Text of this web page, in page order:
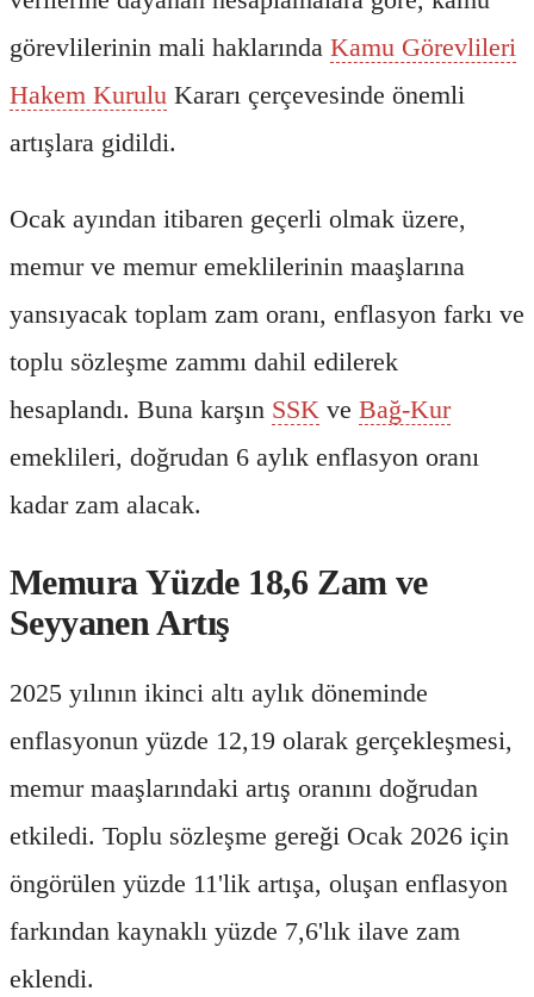
görevlilerinin mali haklarında Kamu Görevlileri
Hakem Kurulu Kararı çerçevesinde önemli
artışlara gidildi.
Ocak ayından itibaren geçerli olmak üzere,
memur ve memur emeklilerinin maaşlarına
yansıyacak toplam zam oranı, enflasyon farkı ve
toplu sözleşme zammı dahil edilerek
hesaplandı. Buna karşın SSK ve Bağ-Kur
emeklileri, doğrudan 6 aylık enflasyon oranı
kadar zam alacak.
Memura Yüzde 18,6 Zam ve
Seyyanen Artış
2025 yılının ikinci altı aylık döneminde
enflasyonun yüzde 12,19 olarak gerçekleşmesi,
memur maaşlarındaki artış oranını doğrudan
etkiledi. Toplu sözleşme gereği Ocak 2026 için
öngörülen yüzde 11'lik artışa, oluşan enflasyon
farkından kaynaklı yüzde 7,6'lık ilave zam
eklendi.